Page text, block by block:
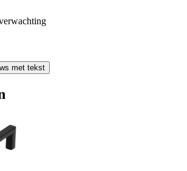
met tekst